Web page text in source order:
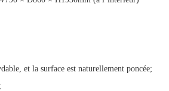
et la surface est naturellement poncée;